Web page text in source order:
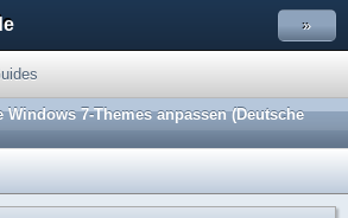
»
Windows 7-Themes anpassen (Deutsche